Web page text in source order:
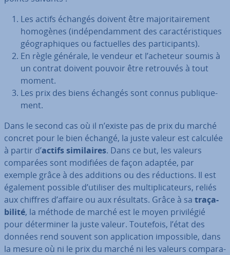
Les actifs échangés doivent être ma­jo­ri­tai­re­ment
homogènes (in­dé­pen­dam­ment des ca­rac­té­ris­tiques
géo­gra­phiques ou fac­tuelles des par­ti­ci­pants).
En règle générale, le vendeur et l’acheteur soumis à
un contrat doivent pouvoir être retrouvés à tout
moment.
Les prix des biens échangés sont connus pu­bli­que­
ment.
Dans le second cas où il n’existe pas de prix du marché
concret pour le bien échangé, la juste valeur est calculée
à partir d’actifs si­mi­laires. Dans ce but, les valeurs
comparées sont modifiées de façon adaptée, par
exemple grâce à des additions ou des ré­duc­tions. Il est
également possible d’utiliser des mul­ti­pli­ca­teurs, reliés
aux chiffres d’affaire ou aux résultats. Grâce à sa tra­ça­
bi­lité, la méthode de marché est le moyen pri­vi­lé­gié
pour dé­ter­mi­ner la juste valeur. Toutefois, l’état des
données rend souvent son ap­pli­ca­tion im­pos­sible, dans
la mesure où ni le prix du marché ni les valeurs com­pa­ra­